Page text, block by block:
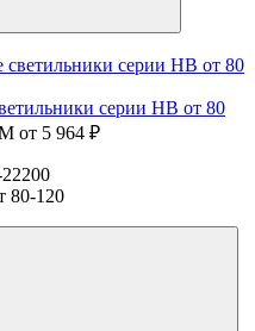
серии HB от 80
от 5 964 ₽
80-120